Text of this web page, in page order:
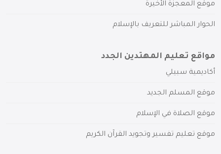
موقع المعجزة الأخيرة
الحوار المباشر للتعريف بالإسلام
مواقع تعليم المهتدين الجدد
أكاديمية سبيلي
موقع المسلم الجديد
موقع الصلاة في الإسلام
موقع تعليم تفسير وتجويد القرآن الكريم